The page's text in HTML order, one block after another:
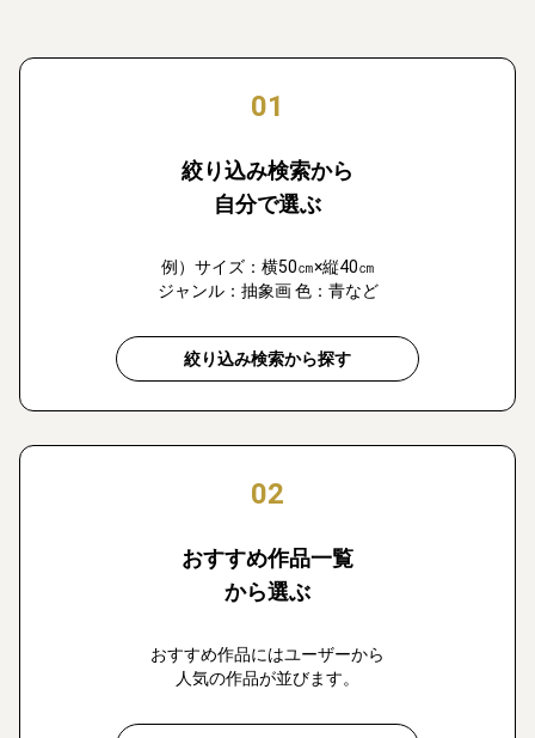
01
絞り込み検索から
自分で選ぶ
例）サイズ：横50㎝×縦40㎝
ジャンル：抽象画 色：青など
絞り込み検索から探す
02
おすすめ作品一覧
から選ぶ
おすすめ作品にはユーザーから
人気の作品が並びます。